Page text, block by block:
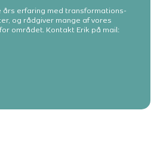
års erfaring med transformations-
og rådgiver mange af vores
området. Kontakt Erik på mail: